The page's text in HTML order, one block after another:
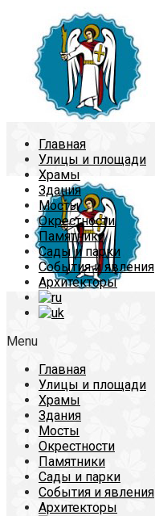
Главная
Улицы и площади
Храмы
Здания
Мосты
Окрестности
Памятники
Сады и парки
События и явления
Архитекторы
Menu
Главная
Улицы и площади
Храмы
Здания
Мосты
Окрестности
Памятники
Сады и парки
События и явления
Архитекторы